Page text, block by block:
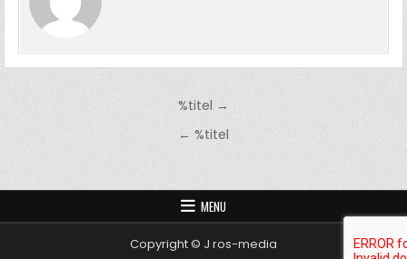
%titel →
← %titel
MENU
Copyright © J ros-media